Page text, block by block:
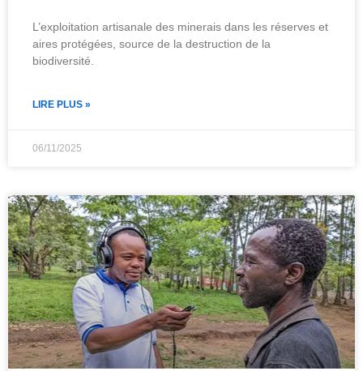
L’exploitation artisanale des minerais dans les réserves et
aires protégées, source de la destruction de la
biodiversité.
LIRE PLUS »
06/11/2025